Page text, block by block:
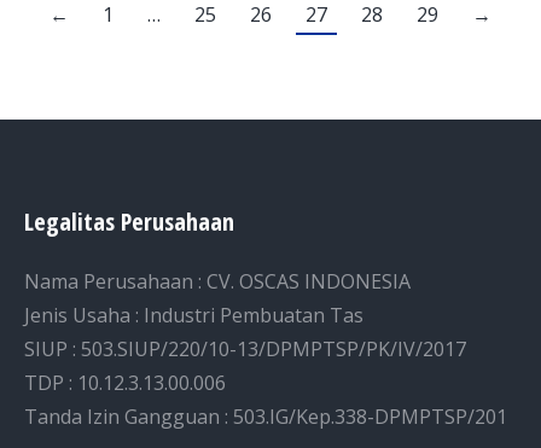
← 1 … 25 26 27 28 29 →
Legalitas Perusahaan
Nama Perusahaan : CV. OSCAS INDONESIA
Jenis Usaha : Industri Pembuatan Tas
SIUP : 503.SIUP/220/10-13/DPMPTSP/PK/IV/2017
TDP : 10.12.3.13.00.006
Tanda Izin Gangguan : 503.IG/Kep.338-DPMPTSP/201